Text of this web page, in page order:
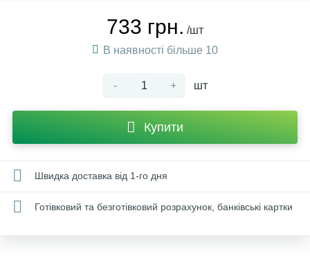
733 грн. /шт
В наявності більше 10
- + шт
Купити
Швидка доставка від 1-го дня
Готівковий та безготівковий розрахунок, банківські картки